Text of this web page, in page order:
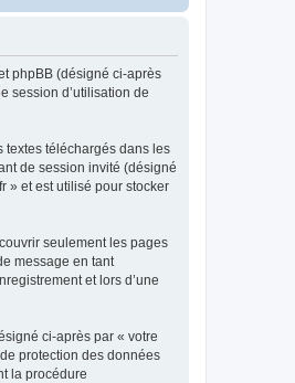
phpBB (désigné ci-après
session d’utilisation de
textes téléchargés dans les
de session invité (désigné
» et est utilisé pour stocker
seulement les pages
message en tant
et lors d’une
ci-après par « votre
protection des données
la procédure